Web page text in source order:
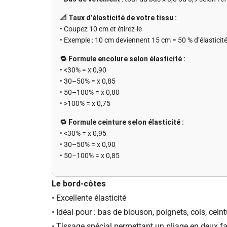
📐 Taux d’élasticité de votre tissu :
• Coupez 10 cm et étirez-le
• Exemple : 10 cm deviennent 15 cm = 50 % d’élasticité
🔁 Formule encolure selon élasticité :
• <30% = x 0,90
• 30–50% = x 0,85
• 50–100% = x 0,80
• >100% = x 0,75
🔁 Formule ceinture selon élasticité :
• <30% = x 0,95
• 30–50% = x 0,90
• 50–100% = x 0,85
Le bord-côtes
• Excellente élasticité
• Idéal pour : bas de blouson, poignets, cols,